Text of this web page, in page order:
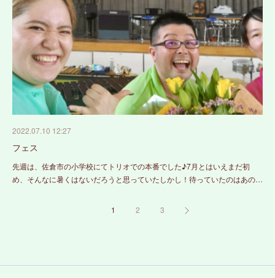
2022.07.10 12:27
フェス
先週は、佐倉市の小学校にてトリオでの本番でした♪7月とはいえまだ初
め、そんなに暑くはないだろうと思っていたしかし！待っていたのはあの…
1 2 3